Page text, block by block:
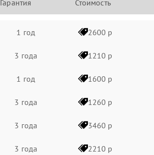
Гарантия Стоимость
1 год 2600 р
3 года 1210 р
1 год 1600 р
3 года 1260 р
3 года 3460 р
3 года 2210 р